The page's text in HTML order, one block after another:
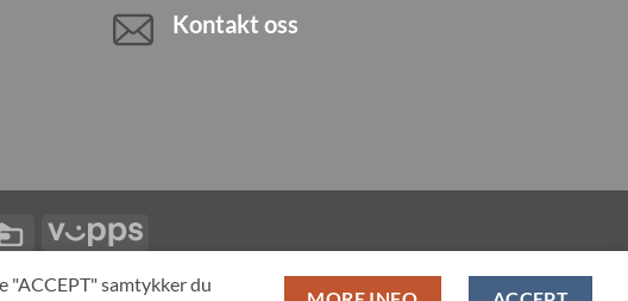
Kontakt oss
Credit
Card
Vipps
KONTO ALL PRODUCTS
"ACCEPT" samtykker du